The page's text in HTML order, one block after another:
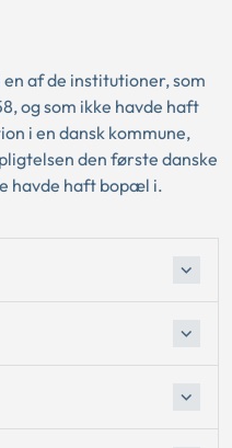
af de institutioner, som
og som ikke havde haft
i en dansk kommune,
den første danske
havde haft bopæl i.